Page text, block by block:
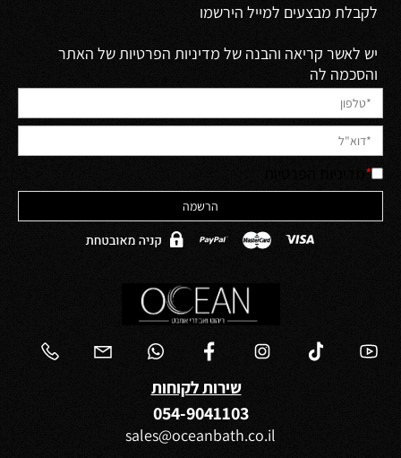
לקבלת מבצעים למייל הירשמו
יש לאשר קריאה והבנה של מדיניות הפרטיות של האתר
והסכמה לה
*
שירות לקוחות
054-9041103
sales@oceanbath.co.il